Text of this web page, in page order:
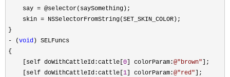
say = @selector(saySomething);
skin = NSSelectorFromString(SET_SKIN_COLOR);
}
- (void ) SELFuncs
{
[self doWithCattleId:cattle[ 0 ] colorParam:@"brown" ];
[self doWithCattleId:cattle[ 1 ] colorParam:@"red" ];